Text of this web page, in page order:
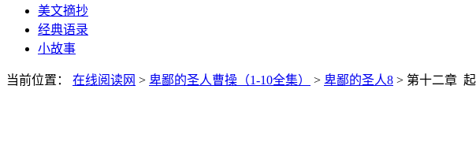
美文摘抄
经典语录
小故事
当前位置： 在线阅读网 > 卑鄙的圣人曹操（1-10全集） > 卑鄙的圣人8 > 第十二章